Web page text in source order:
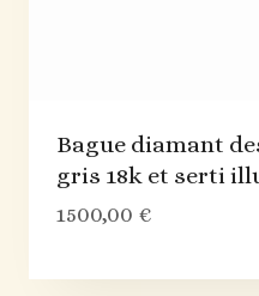
Bague diamant
gris 18k et serti
1500,00 €